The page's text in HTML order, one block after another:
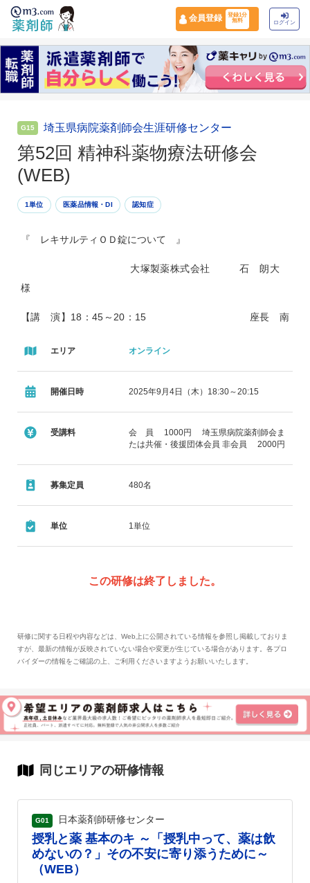
会員登録
登録1分
無料
ログイン
G15 埼玉県病院薬剤師会生涯研修センター
第52回 精神科薬物療法研修会
(WEB)
1単位 医薬品情報・DI 認知症
『 レキサルティＯＤ錠について 』
大塚製薬株式会社 石 朗大
様
【講 演】18：45～20：15 座長 南
地方独立行政法人 東京都立松沢病院
症に関する医学的知見は質、量とも飛躍的に増えた。これに
い。認知症問題の現状と課題を論じる。
エリア オンライン
開催日時 2025年9月4日（木）18:30～20:15
受講料
会 員 1000円 埼玉県病院薬剤師会ま
たは共催・後援団体会員 非会員 2000円
募集定員 480名
単位 1単位
この研修は終了しました。
研修に関する日程や内容などは、Web上に公開されている情報を参照し掲載しておりま
すが、最新の情報が反映されていない場合や変更が生じている場合があります。各プロ
バイダーの情報をご確認の上、ご利用くださいますようお願いいたします。
同じエリアの研修情報
G01 日本薬剤師研修センター
授乳と薬 基本のキ ～「授乳中って、薬は飲
めないの？」その不安に寄り添うために～
（WEB）